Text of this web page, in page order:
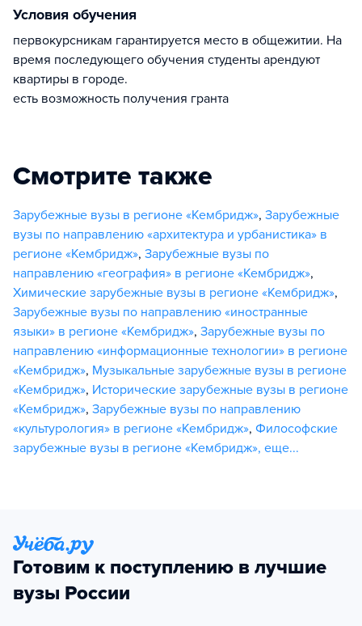
Условия обучения
первокурсникам гарантируется место в общежитии. На
время последующего обучения студенты арендуют
квартиры в городе.
есть возможность получения гранта
Смотрите также
Зарубежные вузы в регионе «Кембридж», Зарубежные
вузы по направлению «архитектура и урбанистика» в
регионе «Кембридж», Зарубежные вузы по
направлению «география» в регионе «Кембридж»,
Химические зарубежные вузы в регионе «Кембридж»,
Зарубежные вузы по направлению «иностранные
языки» в регионе «Кембридж», Зарубежные вузы по
направлению «информационные технологии» в регионе
«Кембридж», Музыкальные зарубежные вузы в регионе
«Кембридж», Исторические зарубежные вузы в регионе
«Кембридж», Зарубежные вузы по направлению
«культурология» в регионе «Кембридж», Философские
зарубежные вузы в регионе «Кембридж», еще...
Готовим к поступлению в лучшие
вузы России